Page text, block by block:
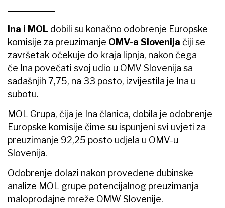
Ina i MOL dobili su konačno odobrenje Europske
komisije za preuzimanje OMV-a Slovenija čiji se
završetak očekuje do kraja lipnja, nakon čega
će Ina povećati svoj udio u OMV Slovenija sa
sadašnjih 7,75, na 33 posto, izvijestila je Ina u
subotu.
MOL Grupa, čija je Ina članica, dobila je odobrenje
Europske komisije čime su ispunjeni svi uvjeti za
preuzimanje 92,25 posto udjela u OMV-u
Slovenija.
Odobrenje dolazi nakon provedene dubinske
analize MOL grupe potencijalnog preuzimanja
maloprodajne mreže OMW Slovenije.